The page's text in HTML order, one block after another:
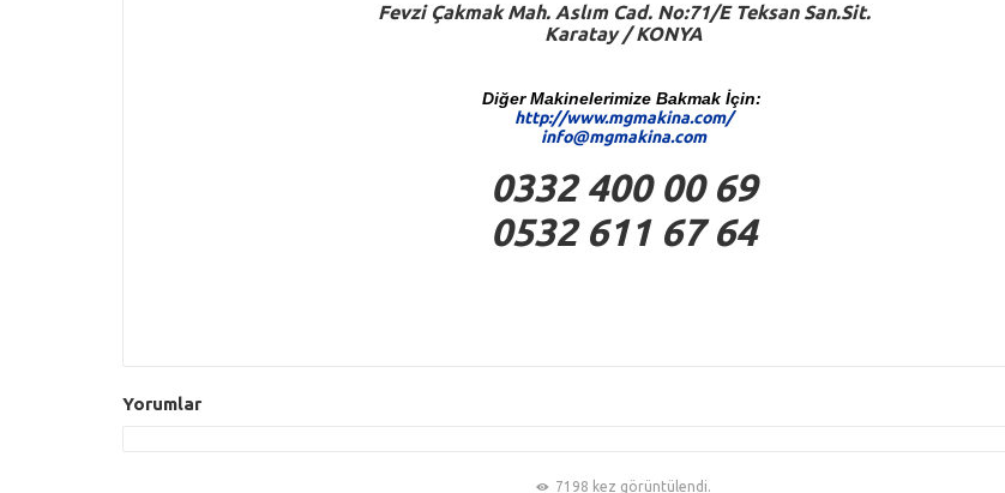
Fevzi Çakmak Mah. Aslım Cad. No:71/E Teksan San.Sit.
Karatay / KONYA
Diğer Makinelerimize Bakmak İçin:
http://www.mgmakina.com/
info@mgmakina.com
0332 400 00 69
0532 611 67 64
Yorumlar
7198 kez görüntülendi.